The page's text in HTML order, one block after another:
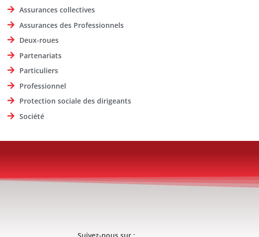
Assurances collectives
Assurances des Professionnels
Deux-roues
Partenariats
Particuliers
Professionnel
Protection sociale des dirigeants
Société
Suivez-nous sur :